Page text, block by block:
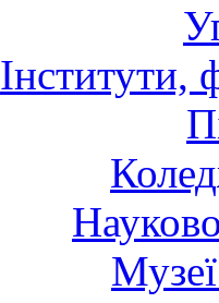
Інститути,